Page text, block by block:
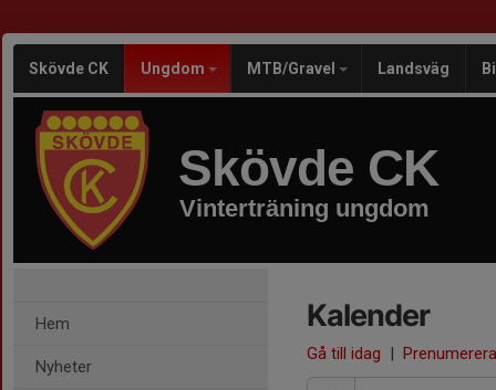
Skövde CK Ungdom MTB/Gravel Landsväg
Skövde CK
Vinterträning ungdom
Hem
Nyheter
Kalender
Gå till idag | Prenumerera